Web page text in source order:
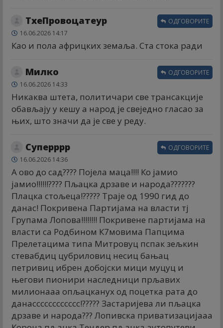
ТхеПровоцатеур
16.06.2026 14:17
Као и пола африцких земаља. Ста стока ради
ОДГОВОРИТЕ
Милко
16.06.2026 14:33
Никаква штета, политичари све трансакције
обављају у кешу а народ је свеједно гласао за
њих, што значи да је све у реду.
ОДГОВОРИТЕ
Суперррр
16.06.2026 14:36
А ово до сад???? Појела маца!!!! Ко јамио
јамио!!!!!!???? Пљацка дрзаве и народа???????
Плацка стољеца!????? Траје од 1990 гид до
данас! Покривена Партијама на власти тј
Групама Лопова!!!!!!!! Покривене партијама на
власти са Родбином К7мовима Папцима
Прелетацима типа Митровуц пспак зељкин
стевабдиц цубриловиц несиц бањац
петривиц ибрен добојски мици муцуц и
његови пионири наследници прљавих
милионааа опљацканух од поцетка рата до
данасссссссссссс!????? Застаријева ли пљацка
дрзаве и народа??? Лопивска приватизацијааа
ОДГОВОРИТЕ